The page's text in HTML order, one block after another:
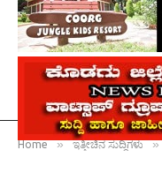
Home » ಇತ್ತೀಚಿನ ಸುದ್ದಿಗಳು »